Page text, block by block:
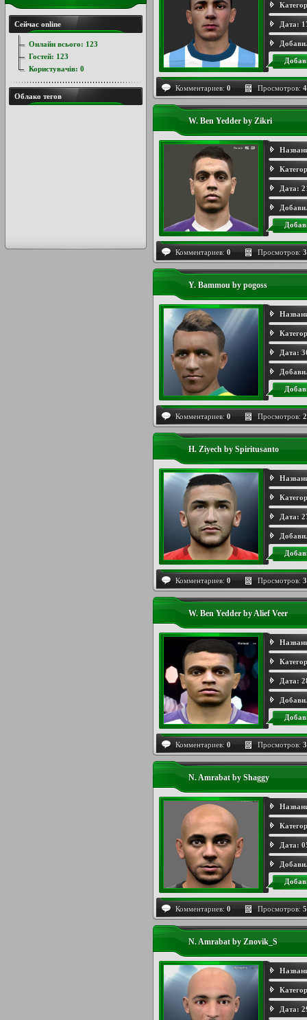
Дата:
Комментариев: 0 Просмотров:
W. Ben Yedder by Zikri
Дата:
Комментариев: 0 Просмотров:
Y. Bammou by pogoss
Дата:
Комментариев: 0 Просмотров:
H. Ziyech by Spiritusanto
Дата:
Комментариев: 0 Просмотров:
W. Ben Yedder by Alief Veer
Дата:
Комментариев: 0 Просмотров:
N. Amrabat by Shaggy
Дата:
Комментариев: 0 Просмотров:
N. Amrabat by Znovik_S
Дата:
Сейчас online
Онлайн всього: 123
Гостей: 123
Користувачів: 0
Облако тегов